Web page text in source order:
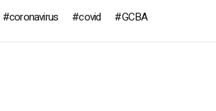
coronavirus covid GCBA